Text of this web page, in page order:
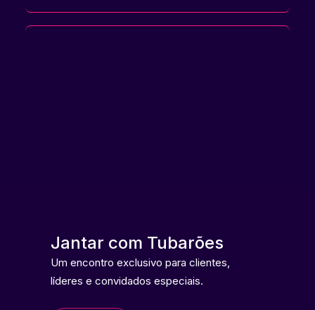
Jantar com Tubarões
Um encontro exclusivo para clientes,
líderes e convidados especiais.